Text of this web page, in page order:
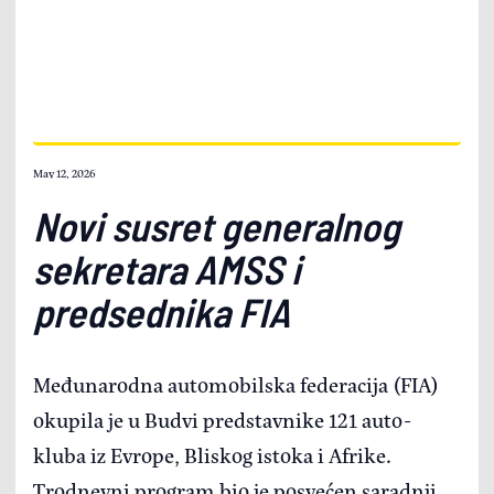
May 12, 2026
Novi susret generalnog
sekretara AMSS i
predsednika FIA
Međunarodna automobilska federacija (FIA)
okupila je u Budvi predstavnike 121 auto-
kluba iz Evrope, Bliskog istoka i Afrike.